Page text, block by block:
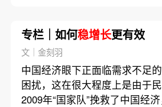
专栏｜如何稳增长更有效
文｜金刻羽
中国经济眼下正面临需求不足的
困扰，这在很大程度上是由于
2009年“国家队”挽救了中国经